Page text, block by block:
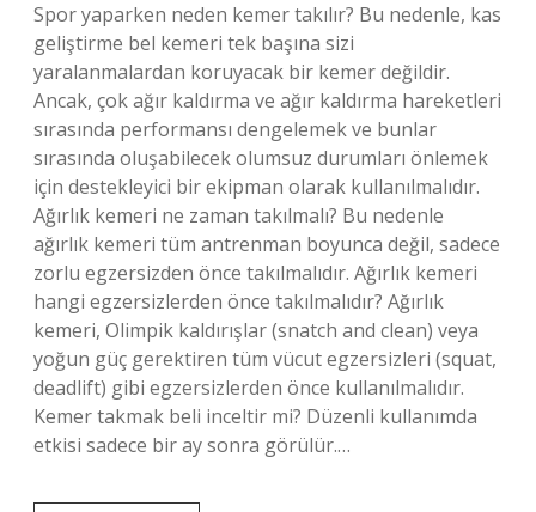
Spor yaparken neden kemer takılır? Bu nedenle, kas
geliştirme bel kemeri tek başına sizi
yaralanmalardan koruyacak bir kemer değildir.
Ancak, çok ağır kaldırma ve ağır kaldırma hareketleri
sırasında performansı dengelemek ve bunlar
sırasında oluşabilecek olumsuz durumları önlemek
için destekleyici bir ekipman olarak kullanılmalıdır.
Ağırlık kemeri ne zaman takılmalı? Bu nedenle
ağırlık kemeri tüm antrenman boyunca değil, sadece
zorlu egzersizden önce takılmalıdır. Ağırlık kemeri
hangi egzersizlerden önce takılmalıdır? Ağırlık
kemeri, Olimpik kaldırışlar (snatch and clean) veya
yoğun güç gerektiren tüm vücut egzersizleri (squat,
deadlift) gibi egzersizlerden önce kullanılmalıdır.
Kemer takmak beli inceltir mi? Düzenli kullanımda
etkisi sadece bir ay sonra görülür.…